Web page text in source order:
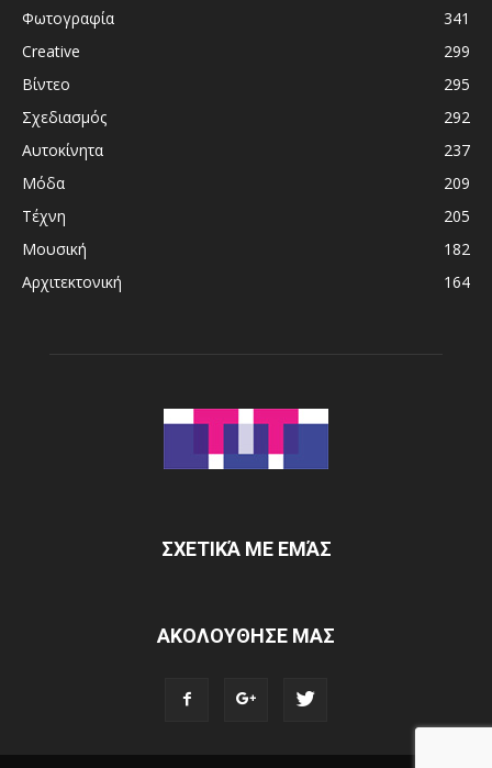
Φωτογραφία
341
Creative
299
Βίντεο
295
Σχεδιασμός
292
Αυτοκίνητα
237
Μόδα
209
Τέχνη
205
Μουσική
182
Αρχιτεκτονική
164
ΣΧΕΤΙΚΆ ΜΕ ΕΜΆΣ
ΑΚΟΛΟΥΘΗΣΕ ΜΑΣ